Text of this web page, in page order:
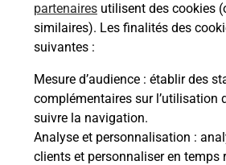
partenaires utilisent des cookies
similaires). Les finalités des
suivantes :
Mesure d’audience : établir des
complémentaires sur l’utilisation
suivre la navigation.
Analyse et personnalisation :
clients et personnaliser en temps
La téléassistance
médaillon d’alarme
c’est ?
Comment fonctionne la
téléassistance classique ?